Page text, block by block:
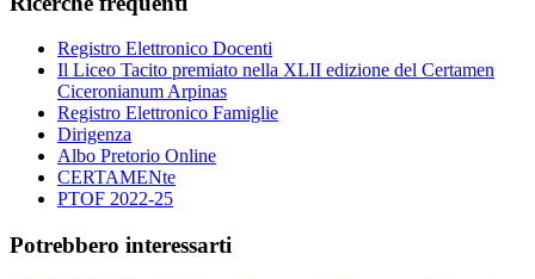
Registro Elettronico Docenti
Il Liceo Tacito premiato nella XLII edizione del Certamen
Ciceronianum Arpinas
Registro Elettronico Famiglie
Dirigenza
Albo Pretorio Online
CERTAMENte
PTOF 2022-25
Potrebbero interessarti